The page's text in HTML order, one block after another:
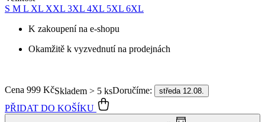
S M L XL XXL 3XL 4XL 5XL 6XL
K zakoupení na e-shopu
Okamžitě k vyzvednutí na prodejnách
Skladem > 5 ksDoručíme: středa 12.08.
Cena 999 Kč
PŘIDAT DO KOŠÍKU